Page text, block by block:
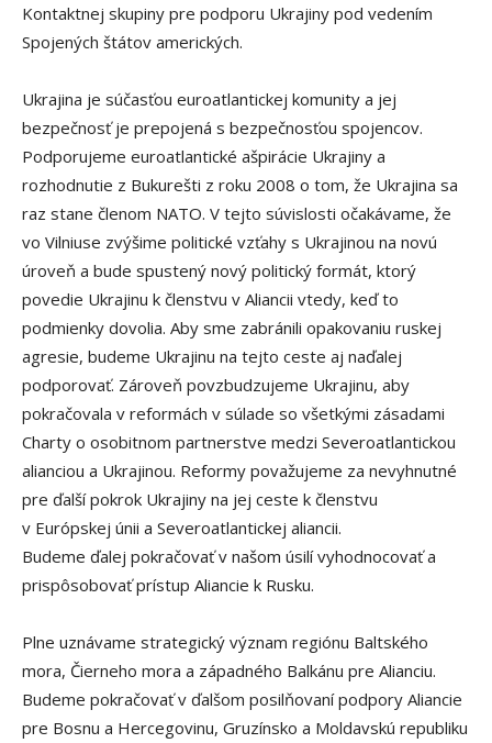
Kontaktnej skupiny pre podporu Ukrajiny pod vedením
Spojených štátov amerických.
Ukrajina je súčasťou euroatlantickej komunity a jej
bezpečnosť je prepojená s bezpečnosťou spojencov.
Podporujeme euroatlantické ašpirácie Ukrajiny a
rozhodnutie z Bukurešti z roku 2008 o tom, že Ukrajina sa
raz stane členom NATO. V tejto súvislosti očakávame, že
vo Vilniuse zvýšime politické vzťahy s Ukrajinou na novú
úroveň a bude spustený nový politický formát, ktorý
povedie Ukrajinu k členstvu v Aliancii vtedy, keď to
podmienky dovolia. Aby sme zabránili opakovaniu ruskej
agresie, budeme Ukrajinu na tejto ceste aj naďalej
podporovať. Zároveň povzbudzujeme Ukrajinu, aby
pokračovala v reformách v súlade so všetkými zásadami
Charty o osobitnom partnerstve medzi Severoatlantickou
alianciou a Ukrajinou. Reformy považujeme za nevyhnutné
pre ďalší pokrok Ukrajiny na jej ceste k členstvu
v Európskej únii a Severoatlantickej aliancii.
Budeme ďalej pokračovať v našom úsilí vyhodnocovať a
prispôsobovať prístup Aliancie k Rusku.
Plne uznávame strategický význam regiónu Baltského
mora, Čierneho mora a západného Balkánu pre Alianciu.
Budeme pokračovať v ďalšom posilňovaní podpory Aliancie
pre Bosnu a Hercegovinu, Gruzínsko a Moldavskú republiku